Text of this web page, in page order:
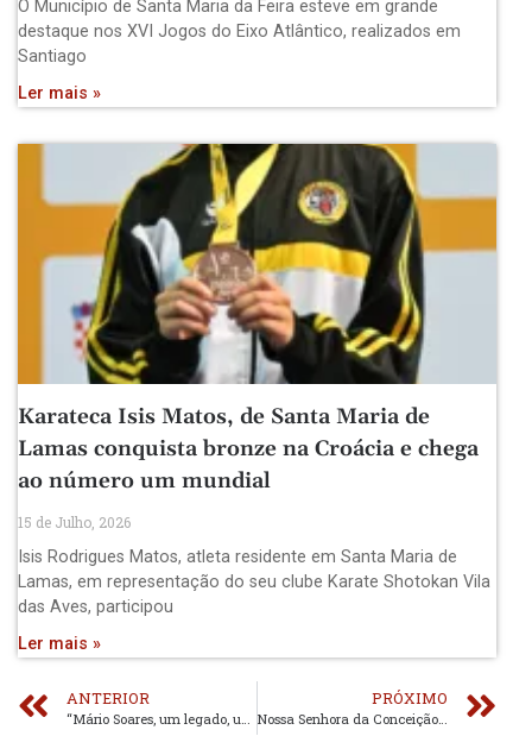
O Município de Santa Maria da Feira esteve em grande
destaque nos XVI Jogos do Eixo Atlântico, realizados em
Santiago
Ler mais »
Karateca Isis Matos, de Santa Maria de
Lamas conquista bronze na Croácia e chega
ao número um mundial
15 de Julho, 2026
Isis Rodrigues Matos, atleta residente em Santa Maria de
Lamas, em representação do seu clube Karate Shotokan Vila
das Aves, participou
Ler mais »
ANTERIOR PRÓXIMO